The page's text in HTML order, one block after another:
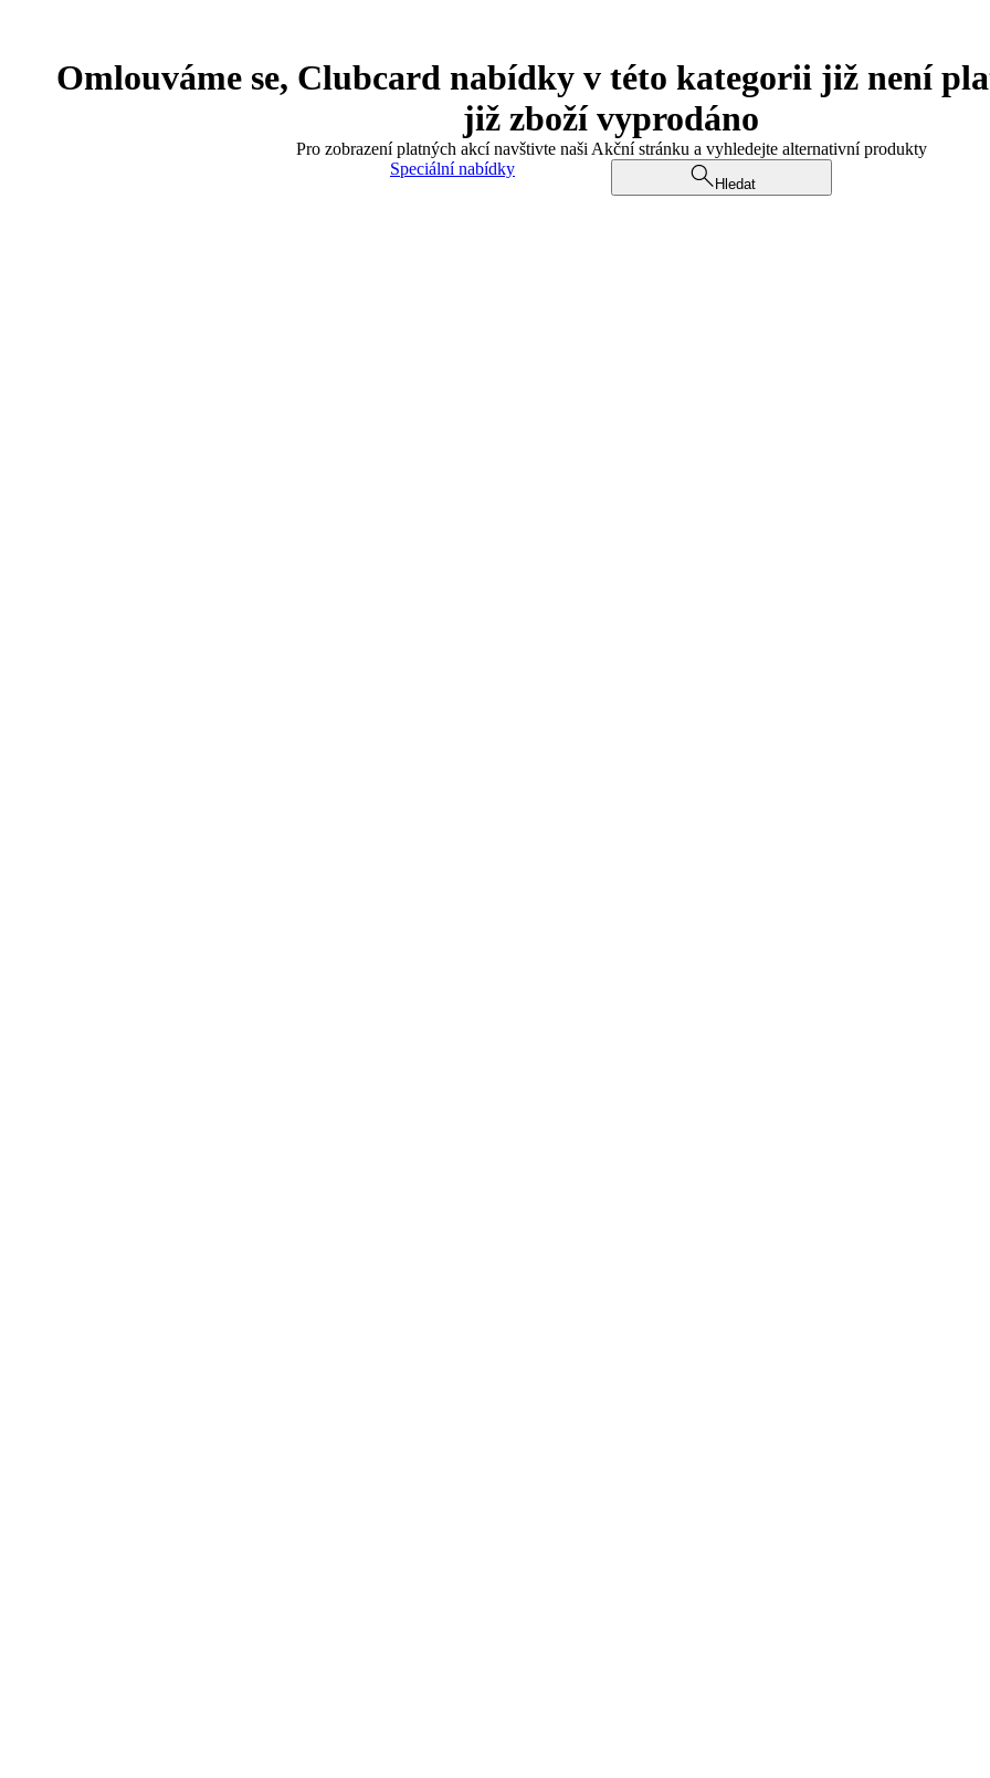
Omlouváme se, Clubcard nabídky v této kategorii již není
již zboží vyprodáno
Pro zobrazení platných akcí navštivte naši Akční stránku a vyhledejte alternativní produkty
Speciální nabídky
Hledat